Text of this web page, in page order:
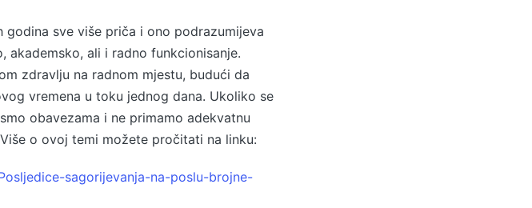
sve više priča i ono podrazumijeva
ali i radno funkcionisanje.
zdravlju na radnom mjestu, budući da
vremena u toku jednog dana. Ukoliko se
obavezama i ne primamo adekvatnu
o ovoj temi možete pročitati na linku:
sagorijevanja-na-poslu-brojne-